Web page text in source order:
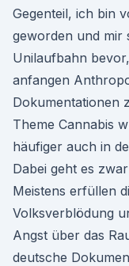
Gegenteil, ich bin
geworden und mir
Unilaufbahn
anfangen
Dokumentationen
Theme Cannabis
häufiger auch in
Dabei geht es
Meistens erfüllen
Volksverblödung
Angst über das
deutsche